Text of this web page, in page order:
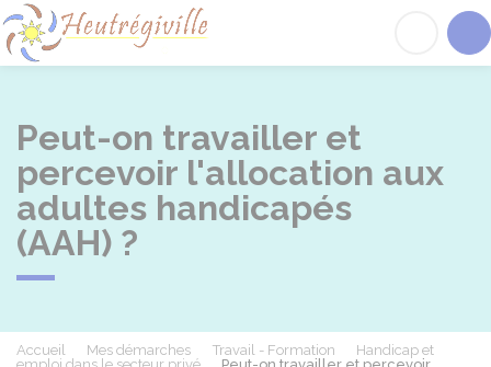
Peut-on travailler et
percevoir l'allocation aux
adultes handicapés
(AAH) ?
Accueil Mes démarches Travail - Formation
Handicap et